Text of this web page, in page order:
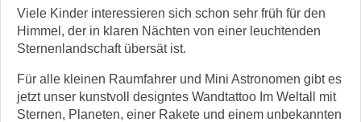
Viele Kinder interessieren sich schon sehr früh für den
Himmel, der in klaren Nächten von einer leuchtenden
Sternenlandschaft übersät ist.
Für alle kleinen Raumfahrer und Mini Astronomen gibt es
jetzt unser kunstvoll designtes Wandtattoo Im Weltall mit
Sternen, Planeten, einer Rakete und einem unbekannten